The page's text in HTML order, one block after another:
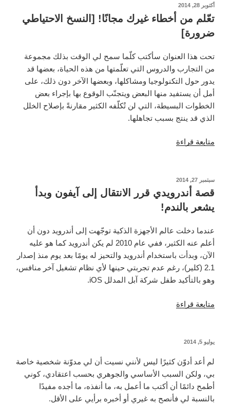
بلدك
نُشر
في
أكتوبر 28, 2014
تعّلم من أخطاء غيرك مجانًا! [النسخ الاحتياطي
ضرورة]
تحت هذا العنوان سأكتب كلّما سمح لي الوقت بذلك مجموعة
من التجارب والدروس التي تعلّمتها من هذه الحياة، بعضها قد
يدور حول التكنولوجيا ومشاكلها، وبعضها الآخر دون ذلك، على
أمل أن يستفيد منها البعض ويتجنّب الوقوع بها بإجراء بعض
الخطوات البسيطة، التي لن تُكلّفه الكثير مقارنةً بإصلاح الخلل
الذي قد ينتج بسبب تجاهلها.
متابعة قراءة
غيرك
مجانًا!
[النسخ
الاحتياطي
ضرورة]”
نُشر
في
سبتمبر 27, 2014
قصة أندرويدي قرر الانتقال إلى آيفون وبدأ
يشعر بالندم!
عندما دخلت عالم الأجهزة الذكية توجّهت إلى أندرويد دون أن
أعلم عنه الكثير، ففي عام 2010 لم يكن أندرويد كما هو عليه
الآن، وبدأت باستخدام أندرويد والتحيز له يومًا بعد يوم منذ إصدار
2.1 (كلير)، رغم عدم تجربتي حينها لأي نظام تشغيل آخر منافس،
وهو بالتأكيد طفل شركة آبل المدلل iOS.
متابعة قراءة
آيفون
وبدأ
يشعر
بالندم!”
نُشر
يوليو 5, 2014
لم أعد أدوّن كثيرًا ليس لأنني نسيت أن لي مدوّنة شخصية خاصة
بي، ولكن السبب الأساسي والجوهري بحسب اعتقادي، كوني
أطمح دائمًا أن أكتب ما أعمل به، ما أنفذه، ما أجده مفيدًا
بالنسبة لي فأنصح به غيري أو أخبره برأيي على الأقل.